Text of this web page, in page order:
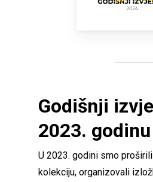
Godišnji
2023. godinu
U 2023. godini smo
kolekciju, organizovali